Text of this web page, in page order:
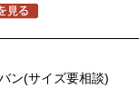
ン(サイズ要相談)